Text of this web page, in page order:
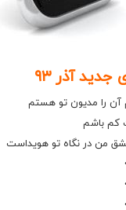
آذر ۹۳
آن را مدیون تو هستم
کم باشم
من در نگاه تو هویداست